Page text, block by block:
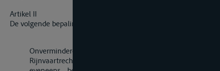
Artikel II
De volgende bepalingen zijn aangenomen:
Onverminderd artikel 35ter zijn de
Rijnvaartrechtbanken overeenkomstig artikel 34, lIc